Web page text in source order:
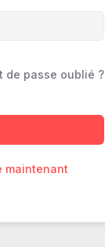
de passe oublié ?
maintenant